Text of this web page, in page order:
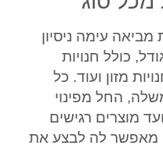
מביאה עימה ניסיון
כולל חנויות
מזון ועוד. כל
החל מפינוי
מוצרים רגישים
מאפשר לה לבצע את